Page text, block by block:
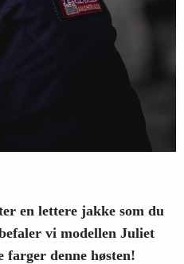
en lettere jakke som du
vi modellen Juliet
farger denne høsten!